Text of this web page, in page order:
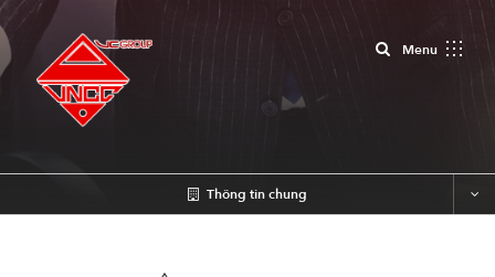
MenuClose
Thông tin chung